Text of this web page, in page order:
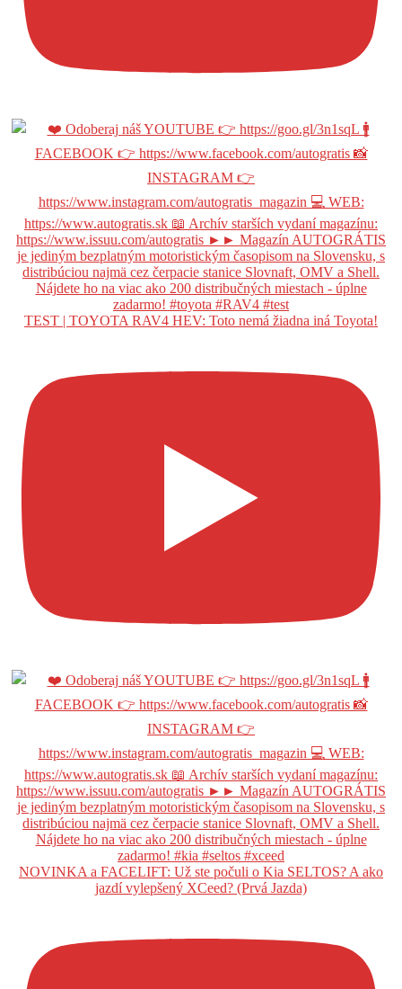
TEST | TOYOTA RAV4 HEV: Toto nemá žiadna iná Toyota!
NOVINKA a FACELIFT: Už ste počuli o Kia SELTOS? A ako
jazdí vylepšený XCeed? (Prvá Jazda)